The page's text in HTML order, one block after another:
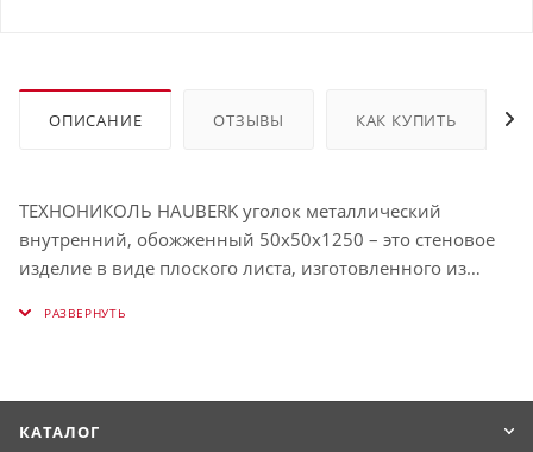
ОПИСАНИЕ ОТЗЫВЫ КАК КУПИТЬ
ТЕХНОНИКОЛЬ HAUBERK уголок металлический
внутренний, обожженный 50х50х1250 – это стеновое
изделие в виде плоского листа, изготовленного из
стеклохолста с фигурными вырезами по одному краю
плитки покрыта посыпкой из мелкозернистого песка, а
КАТАЛОГ